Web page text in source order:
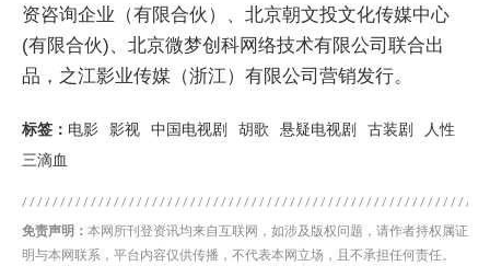
资咨询企业（有限合伙）、北京朝文投文化传媒中心
(有限合伙)、北京微梦创科网络技术有限公司联合出
品，之江影业传媒（浙江）有限公司营销发行。
标签： 电影 影视 中国电视剧 胡歌 悬疑电视剧 古装剧
人性
三滴血
免责声明： 本网所刊登资讯均来自互联网，如涉及版权问题，请作者持权属证
明与本网联系，平台内容仅供传播，不代表本网立场，且不承担任何责任。